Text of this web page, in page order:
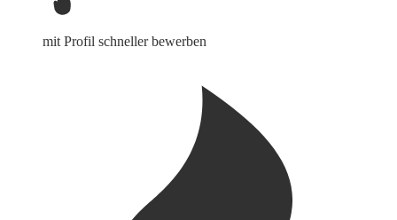
mit Profil schneller bewerben